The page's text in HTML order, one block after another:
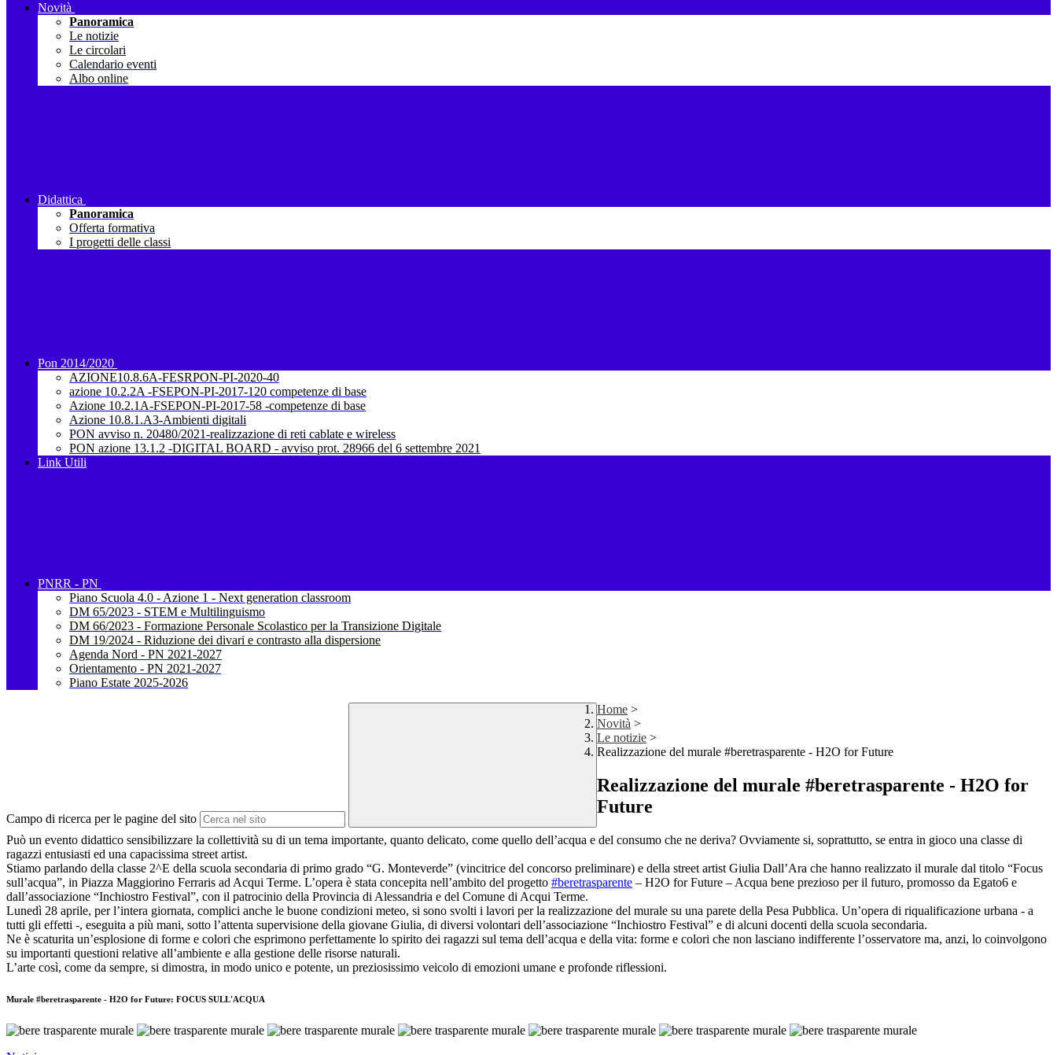
Novità
Panoramica
Le notizie
Le circolari
Calendario eventi
Albo online
Didattica
Panoramica
Offerta formativa
I progetti delle classi
Pon 2014/2020
AZIONE10.8.6A-FESRPON-PI-2020-40
azione 10.2.2A -FSEPON-PI-2017-120 competenze di base
Azione 10.2.1A-FSEPON-PI-2017-58 -competenze di base
Azione 10.8.1.A3-Ambienti digitali
PON avviso n. 20480/2021-realizzazione di reti cablate e wireless
PON azione 13.1.2 -DIGITAL BOARD - avviso prot. 28966 del 6 settembre 2021
Link Utili
PNRR - PN
Piano Scuola 4.0 - Azione 1 - Next generation classroom
DM 65/2023 - STEM e Multilinguismo
DM 66/2023 - Formazione Personale Scolastico per la Transizione Digitale
DM 19/2024 - Riduzione dei divari e contrasto alla dispersione
Agenda Nord - PN 2021-2027
Orientamento - PN 2021-2027
Piano Estate 2025-2026
Campo di ricerca per le pagine del sito
Home >
Novità >
Le notizie >
Realizzazione del murale #beretrasparente - H2O for Future
Realizzazione del murale #beretrasparente - H2O for
Future
Può un evento didattico sensibilizzare la collettività su di un tema importante, quanto delicato, come quello dell’acqua e del consumo che ne deriva? Ovviamente si, soprattutto, se entra in gioco una classe di
ragazzi entusiasti ed una capacissima street artist.
Stiamo parlando della classe 2^E della scuola secondaria di primo grado “G. Monteverde” (vincitrice del concorso preliminare) e della street artist Giulia Dall’Ara che hanno realizzato il murale dal titolo “Focus
sull’acqua”, in Piazza Maggiorino Ferraris ad Acqui Terme. L’opera è stata concepita nell’ambito del progetto #beretrasparente – H2O for Future – Acqua bene prezioso per il futuro, promosso da Egato6 e
dall’associazione “Inchiostro Festival”, con il patrocinio della Provincia di Alessandria e del Comune di Acqui Terme.
Lunedì 28 aprile, per l’intera giornata, complici anche le buone condizioni meteo, si sono svolti i lavori per la realizzazione del murale su una parete della Pesa Pubblica. Un’opera di riqualificazione urbana - a
tutti gli effetti -, eseguita a più mani, sotto l’attenta supervisione della giovane Giulia, di diversi volontari dell’associazione “Inchiostro Festival” e di alcuni docenti della scuola secondaria.
Ne è scaturita un’esplosione di forme e colori che esprimono perfettamente lo spirito dei ragazzi sul tema dell’acqua e della vita: forme e colori che non lasciano indifferente l’osservatore ma, anzi, lo coinvolgono
su importanti questioni relative all’ambiente e alla gestione delle risorse naturali.
L’arte così, come da sempre, si dimostra, in modo unico e potente, un preziosissimo veicolo di emozioni umane e profonde riflessioni.
Murale #beretrasparente - H2O for Future: FOCUS SULL'ACQUA